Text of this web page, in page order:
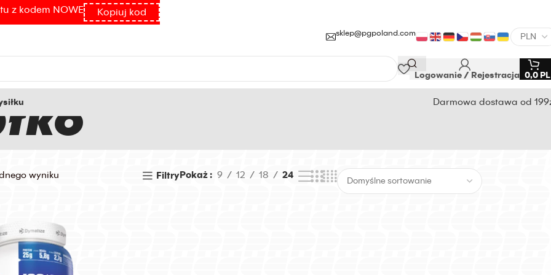
sklep@pgpoland.com
Logowanie / Rejestracja 0,0
Darmowa dostawa od
wyniku Filtry Pokaż 9 12 18 24
z kodem NOWE Kopiuj kod